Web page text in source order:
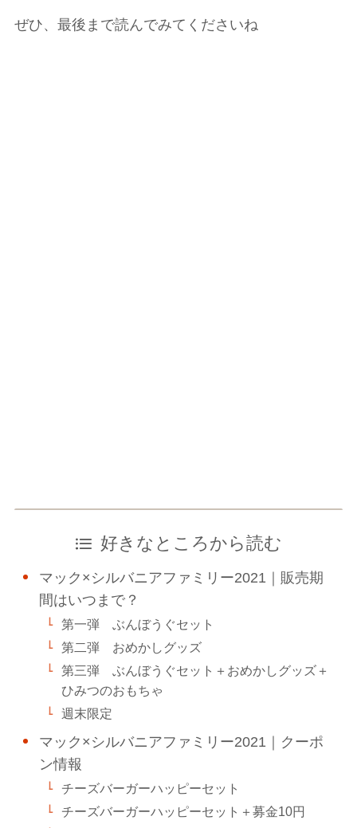
ぜひ、最後まで読んでみてくださいね
好きなところから読む
マック×シルバニアファミリー2021｜販売期
間はいつまで？
第一弾 ぶんぼうぐセット
第二弾 おめかしグッズ
第三弾 ぶんぼうぐセット＋おめかしグッズ＋
ひみつのおもちゃ
週末限定
マック×シルバニアファミリー2021｜クーポ
ン情報
チーズバーガーハッピーセット
チーズバーガーハッピーセット＋募金10円